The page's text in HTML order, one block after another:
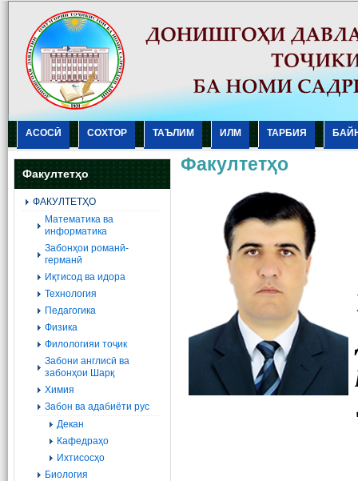
АСОСӢ СОХТОР ТАЪЛИМ ИЛМ ТАРБИЯ
Факултетҳо
ФАКУЛТЕТҲО
Mатематика ва
информатика
Забонҳои романӣ-
германӣ
Иқтисод ва идора
Технология
Педагогика
Физика
Филологияи тоҷик
Забони англисӣ ва
забонҳои Шарқ
Химия
Забон ва адабиёти рус
Декан
Кафедраҳо
Ихтисосҳо
Биология
Факултетҳо